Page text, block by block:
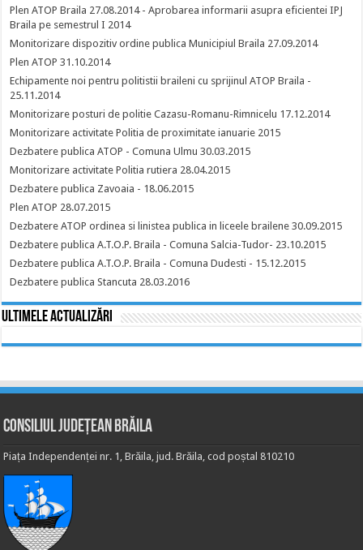
Plen ATOP Braila 27.08.2014 - Aprobarea informarii asupra eficientei IPJ
Braila pe semestrul I 2014
Monitorizare dispozitiv ordine publica Municipiul Braila 27.09.2014
Plen ATOP 31.10.2014
Echipamente noi pentru politistii braileni cu sprijinul ATOP Braila -
25.11.2014
Monitorizare posturi de politie Cazasu-Romanu-Rimnicelu 17.12.2014
Monitorizare activitate Politia de proximitate ianuarie 2015
Dezbatere publica ATOP - Comuna Ulmu 30.03.2015
Monitorizare activitate Politia rutiera 28.04.2015
Dezbatere publica Zavoaia - 18.06.2015
Plen ATOP 28.07.2015
Dezbatere ATOP ordinea si linistea publica in liceele brailene 30.09.2015
Dezbatere publica A.T.O.P. Braila - Comuna Salcia-Tudor- 23.10.2015
Dezbatere publica A.T.O.P. Braila - Comuna Dudesti - 15.12.2015
Dezbatere publica Stancuta 28.03.2016
Ultimele actualizări
Consiliul Județean Brăila
Piața Independenței nr. 1, Brăila, jud. Brăila, cod poștal 810210